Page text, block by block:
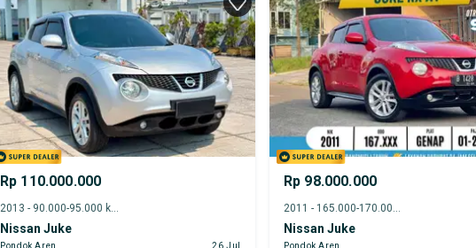
Rp 110.000.000
Nissan Juke
Pondok Aren
26 Jul
Rp 98.000.000
Nissan Juke
Pondok Aren